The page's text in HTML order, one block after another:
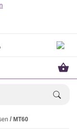
14.00Uhr werden
MT60